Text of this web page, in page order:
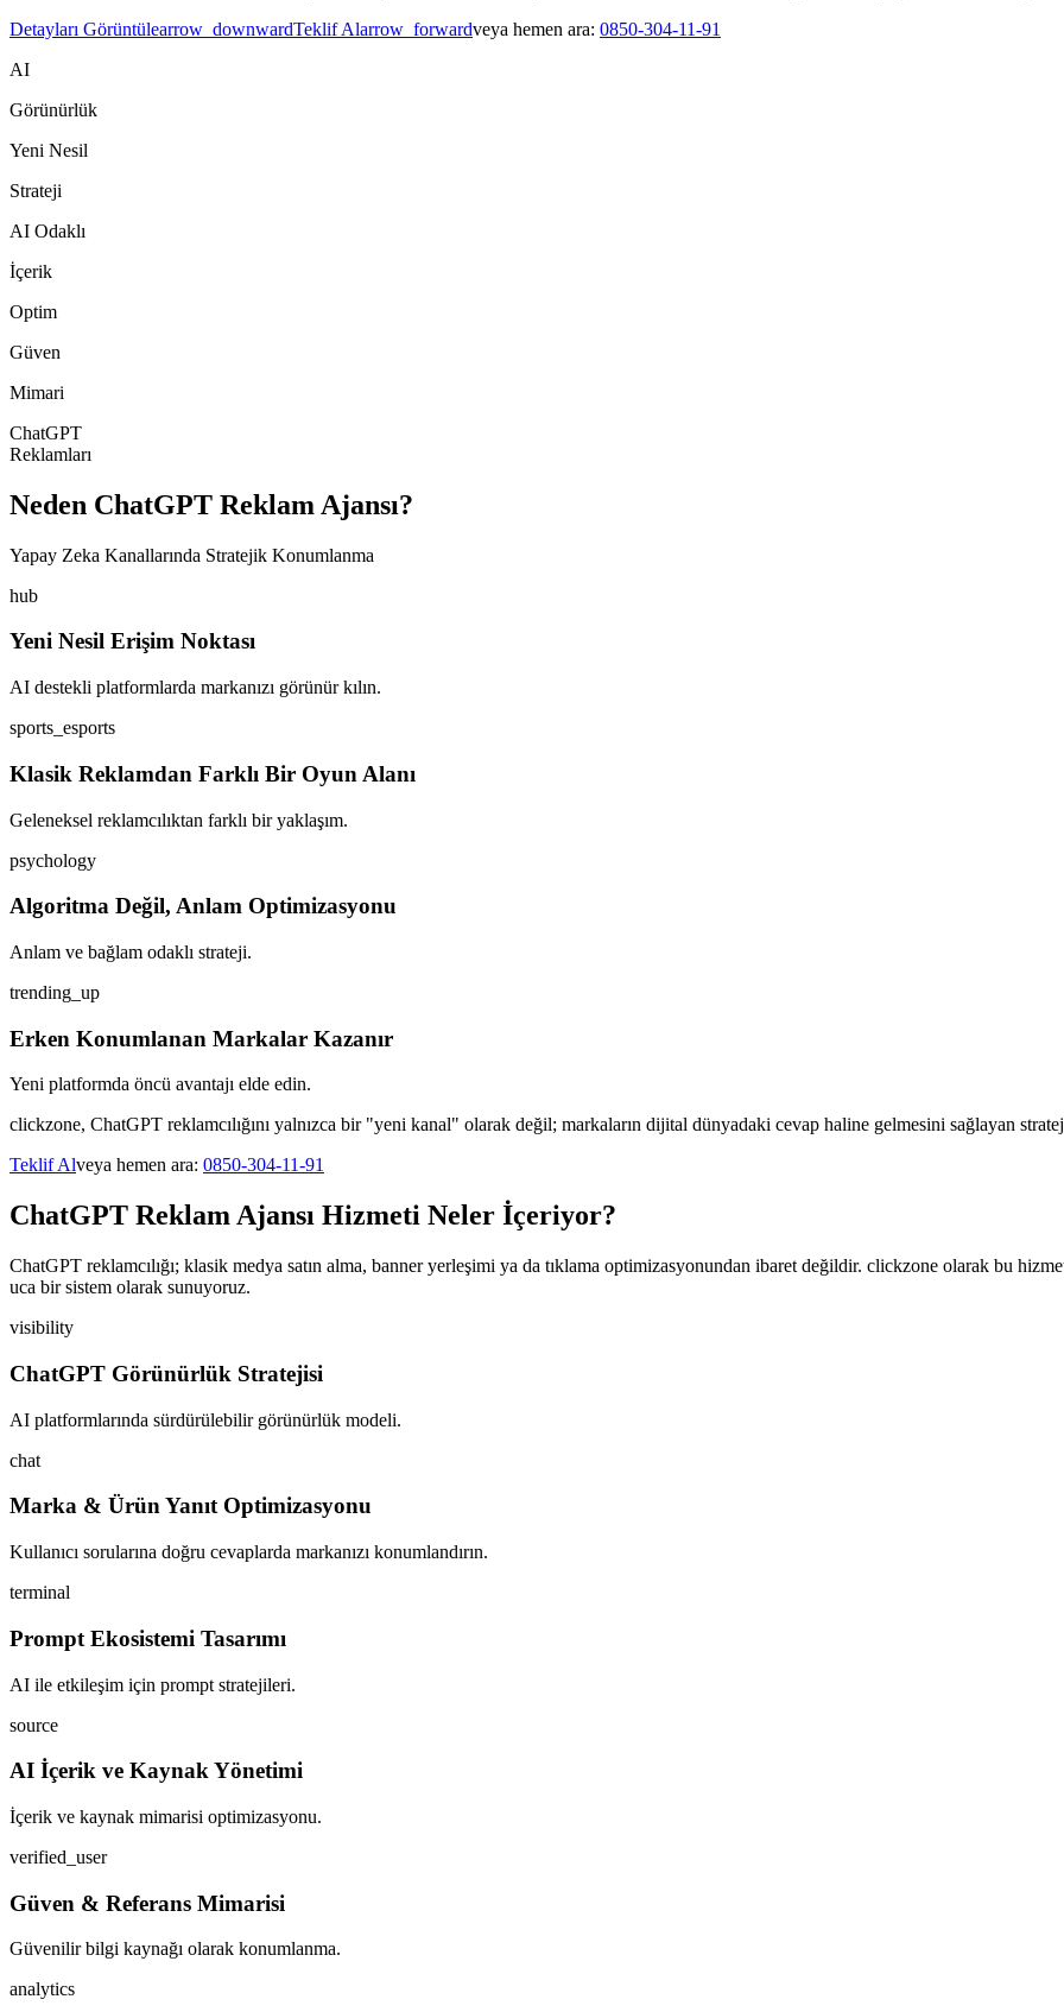
Detayları Görüntülearrow_downwardTeklif Alarrow_forwardveya hemen ara: 0850-304-11-91
AI
Görünürlük
Yeni Nesil
Strateji
AI Odaklı
İçerik
Optim
Güven
Mimari
ChatGPT
Reklamları
Neden ChatGPT Reklam Ajansı?
Yapay Zeka Kanallarında Stratejik Konumlanma
hub
Yeni Nesil Erişim Noktası
AI destekli platformlarda markanızı görünür kılın.
sports_esports
Klasik Reklamdan Farklı Bir Oyun Alanı
Geleneksel reklamcılıktan farklı bir yaklaşım.
psychology
Algoritma Değil, Anlam Optimizasyonu
Anlam ve bağlam odaklı strateji.
trending_up
Erken Konumlanan Markalar Kazanır
Yeni platformda öncü avantajı elde edin.
clickzone, ChatGPT reklamcılığını yalnızca bir "yeni kanal" olarak değil; markaların dijital dünyadaki cevap haline gelmesini sağlayan
Teklif Alveya hemen ara: 0850-304-11-91
ChatGPT Reklam Ajansı Hizmeti Neler İçeriyor?
ChatGPT reklamcılığı; klasik medya satın alma, banner yerleşimi ya da tıklama optimizasyonundan ibaret değildir. clickzone olarak bu
uca bir sistem olarak sunuyoruz.
visibility
ChatGPT Görünürlük Stratejisi
AI platformlarında sürdürülebilir görünürlük modeli.
chat
Marka & Ürün Yanıt Optimizasyonu
Kullanıcı sorularına doğru cevaplarda markanızı konumlandırın.
terminal
Prompt Ekosistemi Tasarımı
AI ile etkileşim için prompt stratejileri.
source
AI İçerik ve Kaynak Yönetimi
İçerik ve kaynak mimarisi optimizasyonu.
verified_user
Güven & Referans Mimarisi
Güvenilir bilgi kaynağı olarak konumlanma.
analytics